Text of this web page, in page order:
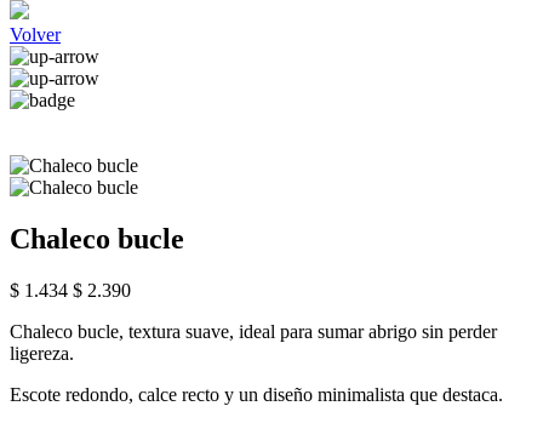
Volver
Chaleco bucle
$ 1.434 $ 2.390
Chaleco bucle, textura suave, ideal para sumar abrigo sin perder
ligereza.
Escote redondo, calce recto y un diseño minimalista que destaca.